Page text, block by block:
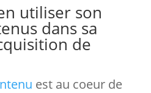
utiliser son
dans sa
de
est au coeur de